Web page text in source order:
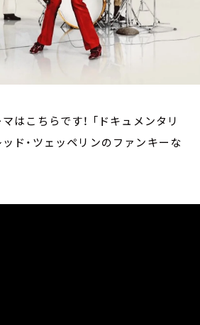
はこちらです！ 「ドキュメンタリ
ド・ツェッペリンのファンキーな